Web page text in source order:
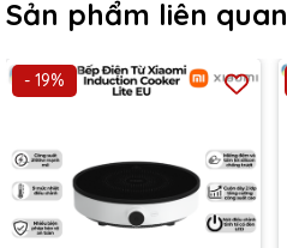
Sản phẩm liên quan
- 19%